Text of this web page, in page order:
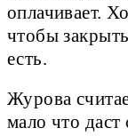
оплачивает.
чтобы
есть.
Журова
мало что даст